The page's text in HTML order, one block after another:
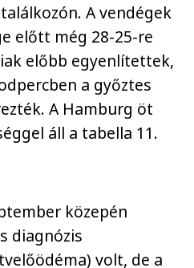
A vendégek
előtt még 28-25-re
előbb egyenlítettek,
a győztes
A Hamburg öt
áll a tabella 11.
közepén
diagnózis
volt, de a